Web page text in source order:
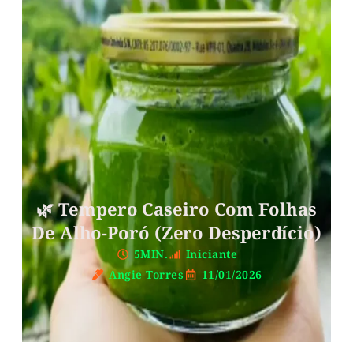
🌿 Tempero Caseiro Com Folhas
De Alho-Poró (zero Desperdício)
5MIN.
Iniciante
Angie Torres
11/01/2026